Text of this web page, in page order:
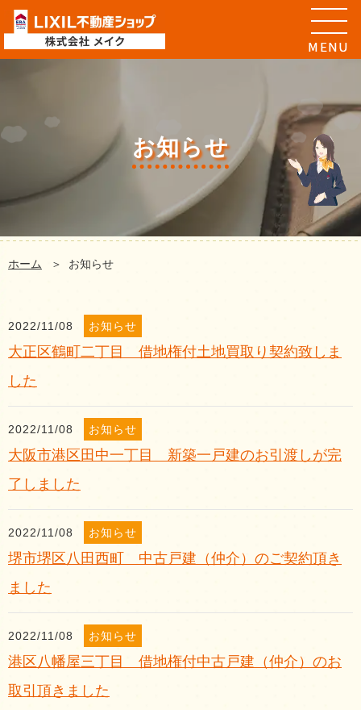
お知らせ
ホーム お知らせ
2022/11/08 お知らせ
大正区鶴町二丁目 借地権付土地買取り契約致しま
した
2022/11/08 お知らせ
大阪市港区田中一丁目 新築一戸建のお引渡しが完
了しました
2022/11/08 お知らせ
堺市堺区八田西町 中古戸建（仲介）のご契約頂き
ました
2022/11/08 お知らせ
港区八幡屋三丁目 借地権付中古戸建（仲介）のお
取引頂きました